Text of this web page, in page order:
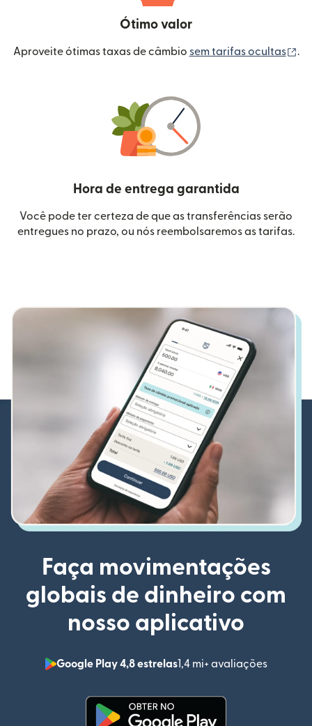
Ótimo valor
Aproveite ótimas taxas de câmbio sem tarifas ocultas .
Hora de entrega garantida
Você pode ter certeza de que as transferências serão
entregues no prazo, ou nós reembolsaremos as tarifas.
Faça movimentações
globais de dinheiro com
nosso aplicativo
Google Play 4,8 estrelas1,4 mi+ avaliações
(abre